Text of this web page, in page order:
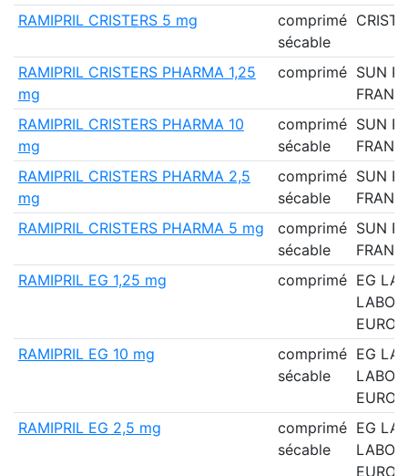
RAMIPRIL CRISTERS 5 mg
comprimé
sécable
RAMIPRIL CRISTERS PHARMA 1,25
mg
comprimé SUN
RAMIPRIL CRISTERS PHARMA 10
mg
comprimé
sécable
SUN
RAMIPRIL CRISTERS PHARMA 2,5
mg
comprimé
sécable
SUN
RAMIPRIL CRISTERS PHARMA 5 mg
comprimé
sécable
SUN
RAMIPRIL EG 1,25 mg
comprimé EG
RAMIPRIL EG 10 mg
comprimé
sécable
EG
RAMIPRIL EG 2,5 mg
comprimé
sécable
EG